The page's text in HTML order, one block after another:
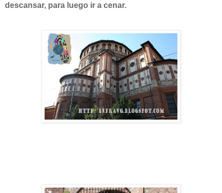
descansar, para luego ir a cenar.